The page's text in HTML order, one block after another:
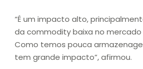
“É um impacto alto,
da commodity baixa no mercado
Como temos pouca
tem grande impacto”, afirmou.